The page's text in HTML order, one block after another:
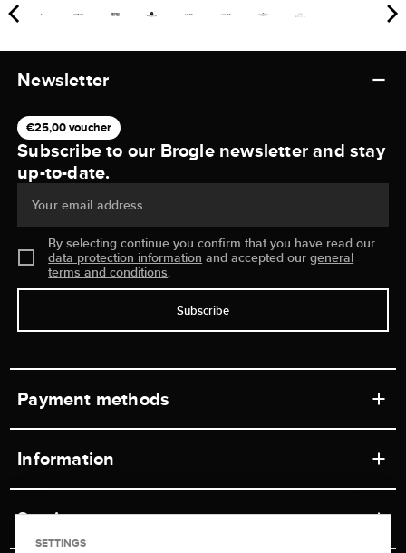
Newsletter
€25,00 voucher
Subscribe to our Brogle newsletter and stay
up-to-date.
Your email address
By selecting continue you confirm that you have read our
data protection information and accepted ourgeneral
terms and conditions.
Subscribe
Payment methods
Information
Retail store
Service
SETTINGS